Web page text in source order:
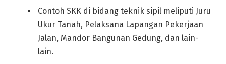
Contoh SKK di bidang teknik sipil meliputi Juru
Ukur Tanah, Pelaksana Lapangan Pekerjaan
Jalan, Mandor Bangunan Gedung, dan lain-
lain.